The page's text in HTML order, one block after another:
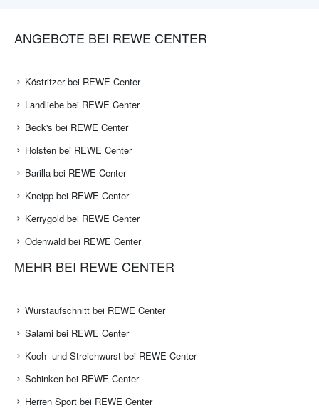
ANGEBOTE BEI REWE CENTER
Köstritzer bei REWE Center
Landliebe bei REWE Center
Beck's bei REWE Center
Holsten bei REWE Center
Barilla bei REWE Center
Kneipp bei REWE Center
Kerrygold bei REWE Center
Odenwald bei REWE Center
MEHR BEI REWE CENTER
Wurstaufschnitt bei REWE Center
Salami bei REWE Center
Koch- und Streichwurst bei REWE Center
Schinken bei REWE Center
Herren Sport bei REWE Center